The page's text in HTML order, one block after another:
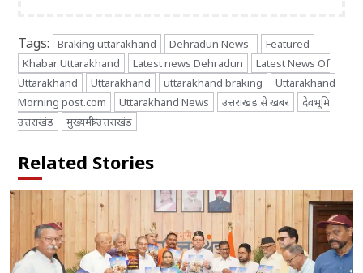
Tags: Braking uttarakhand Dehradun News-
Featured
Khabar Uttarakhand
Latest news Dehradun
Latest News Of
Uttarakhand
Uttarakhand uttarakhand braking
Uttarakhand
Morning post.com
Uttarakhand News उत्तराखंड से खबर
देवभूमि
उत्तराखंड
मुख्यमंत्री उत्तराखंड
Related Stories